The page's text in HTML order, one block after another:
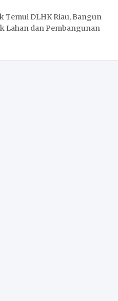
Temui DLHK Riau, Bangun
Lahan dan Pembangunan